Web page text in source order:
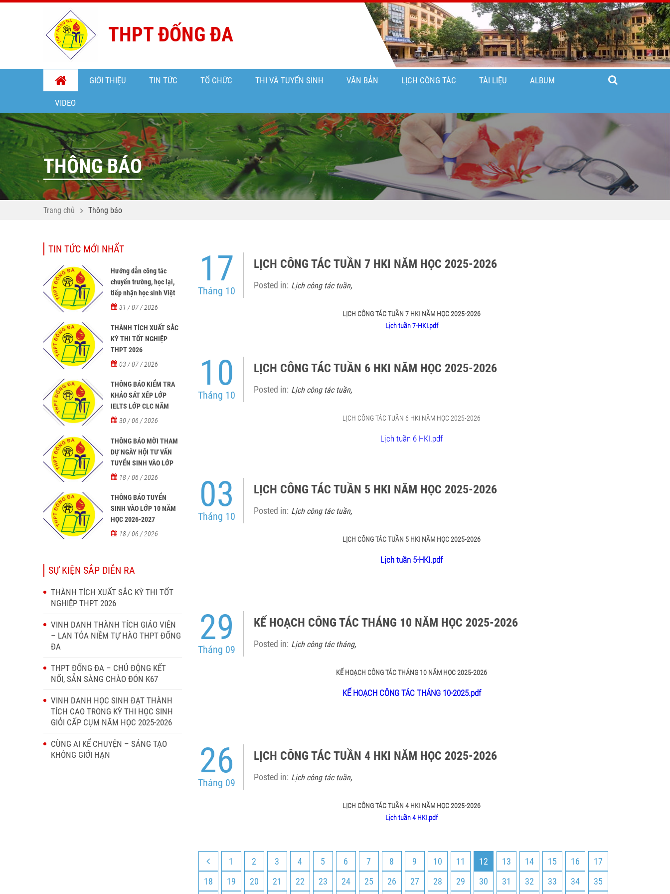
THPT ĐỐNG ĐA
GIỚI THIỆU TIN TỨC TỔ CHỨC THI VÀ TUYỂN SINH VĂN BẢN LỊCH CÔNG TÁC TÀI LIỆU ALBUM
VIDEO
THÔNG BÁO
Trang chủ Thông báo
TIN TỨC MỚI NHẤT
Hướng dẫn công tác
chuyển trường, học lại,
tiếp nhận học sinh Việt
Nam về nước, tiếp nhận
ngoài học tại các trường
từ năm học 2026-2027
31 / 07 / 2026
THÀNH TÍCH XUẤT SẮC
KỲ THI TỐT NGHIỆP
THPT 2026
03 / 07 / 2026
THÔNG BÁO KIỂM TRA
KHẢO SÁT XẾP LỚP
IELTS LỚP CLC NĂM
HỌC 2026 - 2027
30 / 06 / 2026
THÔNG BÁO MỜI THAM
DỰ NGÀY HỘI TƯ VẤN
TUYỂN SINH VÀO LỚP
10 NĂM HỌC 2026–2027
18 / 06 / 2026
THÔNG BÁO TUYỂN
SINH VÀO LỚP 10 NĂM
HỌC 2026-2027
18 / 06 / 2026
SỰ KIỆN SẮP DIỄN RA
THÀNH TÍCH XUẤT SẮC KỲ THI TỐT
NGHIỆP THPT 2026
VINH DANH THÀNH TÍCH GIÁO VIÊN
– LAN TỎA NIỀM TỰ HÀO THPT ĐỐNG
ĐA
THPT ĐỐNG ĐA – CHỦ ĐỘNG KẾT
NỐI, SẴN SÀNG CHÀO ĐÓN K67
VINH DANH HỌC SINH ĐẠT THÀNH
TÍCH CAO TRONG KỲ THI HỌC SINH
GIỎI CẤP CỤM NĂM HỌC 2025-2026
CÙNG AI KỂ CHUYỆN – SÁNG TẠO
KHÔNG GIỚI HẠN
17
Tháng 10
LỊCH CÔNG TÁC TUẦN 7 HKI NĂM HỌC 2025-2026
Posted in: Lịch công tác tuần,
LỊCH CÔNG TÁC TUẦN 7 HKI NĂM HỌC 2025-2026
Lịch tuần 7-HKI.pdf
10
Tháng 10
LỊCH CÔNG TÁC TUẦN 6 HKI NĂM HỌC 2025-2026
Posted in: Lịch công tác tuần,
LỊCH CÔNG TÁC TUẦN 6 HKI NĂM HỌC 2025-2026
Lịch tuần 6 HKI.pdf
03
Tháng 10
LỊCH CÔNG TÁC TUẦN 5 HKI NĂM HỌC 2025-2026
Posted in: Lịch công tác tuần,
LỊCH CÔNG TÁC TUẦN 5 HKI NĂM HỌC 2025-2026
Lịch tuần 5-HKI.pdf
29
Tháng 09
KẾ HOẠCH CÔNG TÁC THÁNG 10 NĂM HỌC 2025-2026
Posted in: Lịch công tác tháng,
KẾ HOẠCH CÔNG TÁC THÁNG 10 NĂM HỌC 2025-2026
KẾ HOẠCH CÔNG TÁC THÁNG 10-2025.pdf
26
Tháng 09
LỊCH CÔNG TÁC TUẦN 4 HKI NĂM HỌC 2025-2026
Posted in: Lịch công tác tuần,
LỊCH CÔNG TÁC TUẦN 4 HKI NĂM HỌC 2025-2026
Lịch tuần 4 HKI.pdf
1 2 3 4 5 6 7 8 9 10 11 12 13 14 15 16
17
18
19 20 21 22 23 24 25 26 27 28 29 30 31 32 33 34 35